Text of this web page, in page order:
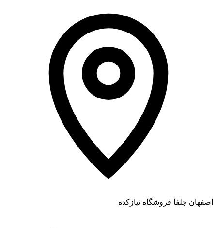
اصفهان جلفا فروشگاه نیازکده